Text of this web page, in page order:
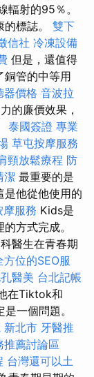
輻射的95％。
標誌。 雙下
信社 冷凍設備
但是，還值得
銅管的中等用
器價格 音波拉
的廉價效果，
泰國簽證 專業
草屯按摩服務
頸放鬆療程 防
潔 最重要的是
是他從他使用的
摩服務 Kids是
方式完成。
醫生在青春期
方位的SEO服
醫美 台北記帳
在Tiktok和
一個問題。
新北市 牙醫推
推薦討論區
台灣還可以土